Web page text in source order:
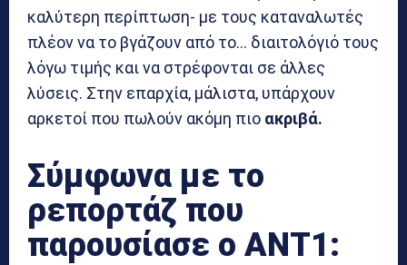
καλύτερη περίπτωση- με τους καταναλωτές
πλέον να το βγάζουν από το… διαιτολόγιό τους
λόγω τιμής και να στρέφονται σε άλλες
λύσεις. Στην επαρχία, μάλιστα, υπάρχουν
αρκετοί που πωλούν ακόμη πιο ακριβά.
Σύμφωνα με το
ρεπορτάζ που
παρουσίασε ο ΑΝΤ1: